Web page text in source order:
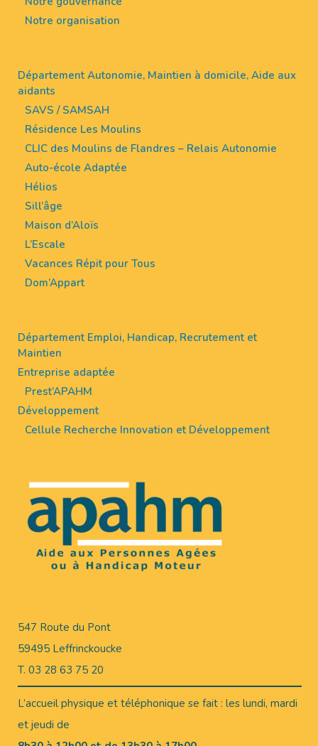
Notre organisation
Département Autonomie, Maintien à domicile, Aide aux
aidants
SAVS / SAMSAH
Résidence Les Moulins
CLIC des Moulins de Flandres – Relais Autonomie
Auto-école Adaptée
Hélios
Sill’âge
Maison d’Aloïs
L’Escale
Vacances Répit pour Tous
Dom’Appart
Département Emploi, Handicap, Recrutement et
Maintien
Entreprise adaptée
Prest’APAHM
Développement
Cellule Recherche Innovation et Développement
547 Route du Pont
59495 Leffrinckoucke
T. 03 28 63 75 20
L’accueil physique et téléphonique se fait : les lundi, mardi
et jeudi de